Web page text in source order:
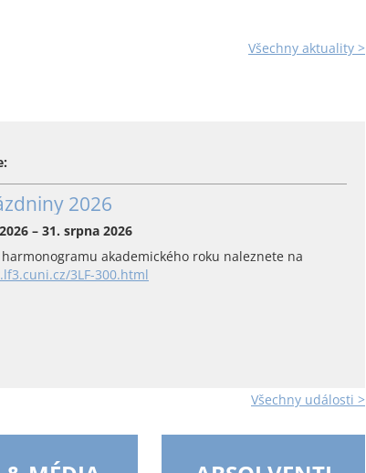
Všechny aktuality >
2026
– 31. srpna 2026
akademického roku naleznete na
3LF-300.html
Všechny události >